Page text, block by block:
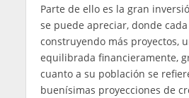
Parte de ello es la gran
se puede apreciar, donde
construyendo más proyectos,
equilibrada financieramente,
cuanto a su población se
buenísimas proyecciones de